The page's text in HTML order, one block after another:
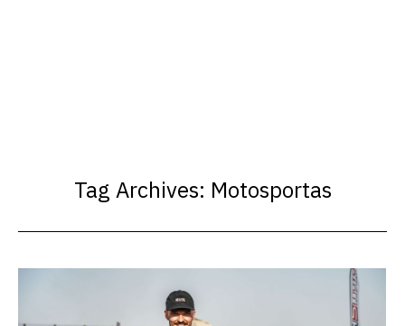
Tag Archives: Motosportas